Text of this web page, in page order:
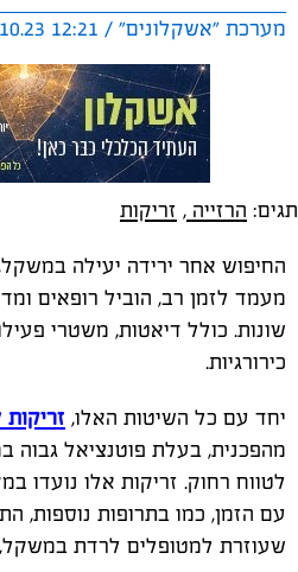
מערכת "אשקלונים" / 12:21 17.10.23
תגים: הרזייה , זריקות
החיפוש אחר ירידה יעילה
מעמד לזמן רב, הוביל רופאים
שונות. כולל דיאטות, משטרי
כירורגיות.
יחד עם כל השיטות האלו, זריקות
מהפכנית, בעלת פוטנציאל גבוה
לטווח רחוק. זריקות אלו נועדו
עם הזמן, כמו בתרופות נוספות,
שעוזרת למטופלים לרדת